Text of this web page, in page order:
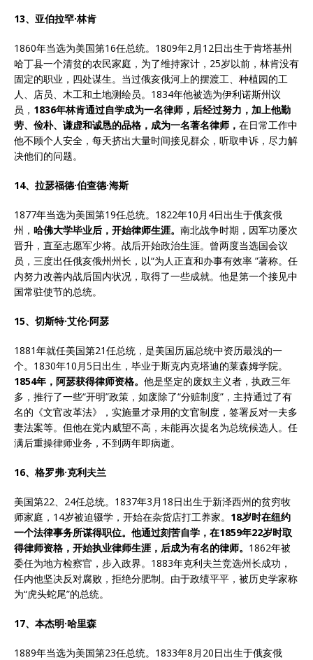
13、亚伯拉罕·林肯
1860年当选为美国第16任总统。1809年2月12日出生于肯塔基州
哈丁县一个清贫的农民家庭，为了维持家计，25岁以前，林肯没有
固定的职业，四处谋生。当过俄亥俄河上的摆渡工、种植园的工
人、店员、木工和土地测绘员。1834年他被选为伊利诺斯州议
员， 1836年林肯通过自学成为一名律师，后经过努力，加上他勤
劳、俭朴、谦虚和诚恳的品格，成为一名著名律师， 在日常工作中
他不顾个人安全，每天挤出大量时间接见群众，听取申诉，尽力解
决他们的问题。
14、拉瑟福德·伯查德·海斯
1877年当选为美国第19任总统。1822年10月4日出生于俄亥俄
州， 哈佛大学毕业后，开始律师生涯。 南北战争时期，因军功屡次
晋升，直至志愿军少将。战后开始政治生涯。曾两度当选国会议
员，三度出任俄亥俄州州长，以“为人正直和办事有效率 ”著称。任
内努力改善内战后国内状况，取得了一些成就。他是第一个接见中
国常驻使节的总统。
15、切斯特·艾伦·阿瑟
1881年就任美国第21任总统，是美国历届总统中资历最浅的一
个。1830年10月5日出生，毕业于斯克内克塔迪的莱森姆学院。
1854年，阿瑟获得律师资格。 他是坚定的废奴主义者，执政三年
多，推行了一些“开明”政策，如废除了“分赃制度”，主持通过了有
名的《文官改革法》，实施量才录用的文官制度，签署反对一夫多
妻法案等。但他在党内威望不高，未能再次提名为总统候选人。任
满后重操律师业务，不到两年即病逝。
16、格罗弗·克利夫兰
美国第22、24任总统。1837年3月18日出生于新泽西州的贫穷牧
师家庭，14岁被迫辍学，开始在杂货店打工养家。 18岁时在纽约
一个法律事务所谋得职位。他通过刻苦自学，在1859年22岁时取
得律师资格，开始执业律师生涯，后成为有名的律师。 1862年被
委任为地方检察官，步入政界。1883年克利夫兰竞选州长成功，
任内他坚决反对腐败，拒绝分肥制。由于政绩平平，被历史学家称
为“虎头蛇尾”的总统。
17、本杰明·哈里森
1889年当选为美国第23任总统。1833年8月20日出生于俄亥俄